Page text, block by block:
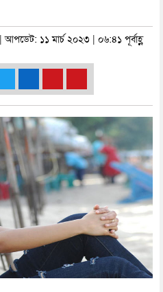
আপডেট: ১১ মার্চ ২০২৩ | ০৬:৪১ পূর্বাহ্ণ